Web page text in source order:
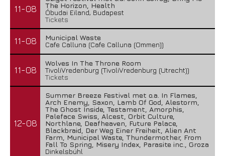
11-08
The Horizon, Health
Óbudai Eiland, Budapest
Tickets
11-08
Municipal Waste
Cafe Calluna (Cafe Calluna (Ommen))
11-08
Wolves In The Throne Room
TivoliVredenburg (TivoliVredenburg (Utrecht))
Tickets
12-08
Summer Breeze Festival met o.a. In Flames,
Arch Enemy, Saxon, Lamb Of God, Alestorm,
The Ghost Inside, Testament, Amorphis,
Paleface Swiss, Alcest, Orbit Culture,
Northlane, Deafheaven, Future Palace,
Blackbraid, Der Weg Einer Freiheit, Alien Ant
Farm, Municipal Waste, Thundermother, From
Fall To Spring, Misery Index, Parasite inc., Groza
Dinkelsbühl